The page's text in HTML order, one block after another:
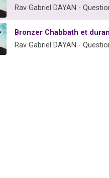
Rav Gabriel DAYAN -
Bronzer Chabbath et
Rav Gabriel DAYAN -